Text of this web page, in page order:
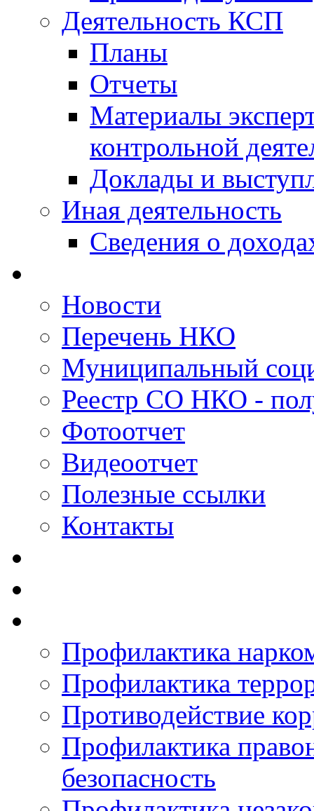
Деятельность КСП
Планы
Отчеты
Материалы
контрольной
Доклады и
Иная деятельность
Сведения о
Новости
Перечень НКО
Муниципальный
Реестр СО НКО -
Фотоотчет
Видеоотчет
Полезные ссылки
Контакты
Профилактика
Профилактика
Противодействие
Профилактика
безопасность